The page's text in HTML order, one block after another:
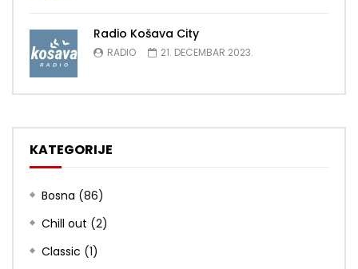
Radio Košava City
RADIO 21. DECEMBAR 2023.
KATEGORIJE
Bosna (86)
Chill out (2)
Classic (1)